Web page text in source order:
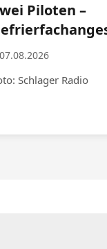
Piloten –
07.08.2026
Schlager Radio